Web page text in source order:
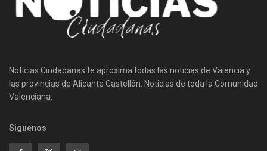
Noticias Ciudadanas te aproxima todas las noticias de Valencia y
las provincias de Alicante Castellón. Noticias de toda la Comunidad
Valenciana.
Siguenos